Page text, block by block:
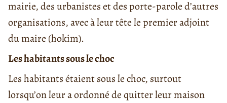
mairie, des urbanistes et des porte-parole d’autres
organisations, avec à leur tête le premier adjoint
du maire (hokim).
Les habitants sous le choc
Les habitants étaient sous le choc, surtout
lorsqu’on leur a ordonné de quitter leur maison